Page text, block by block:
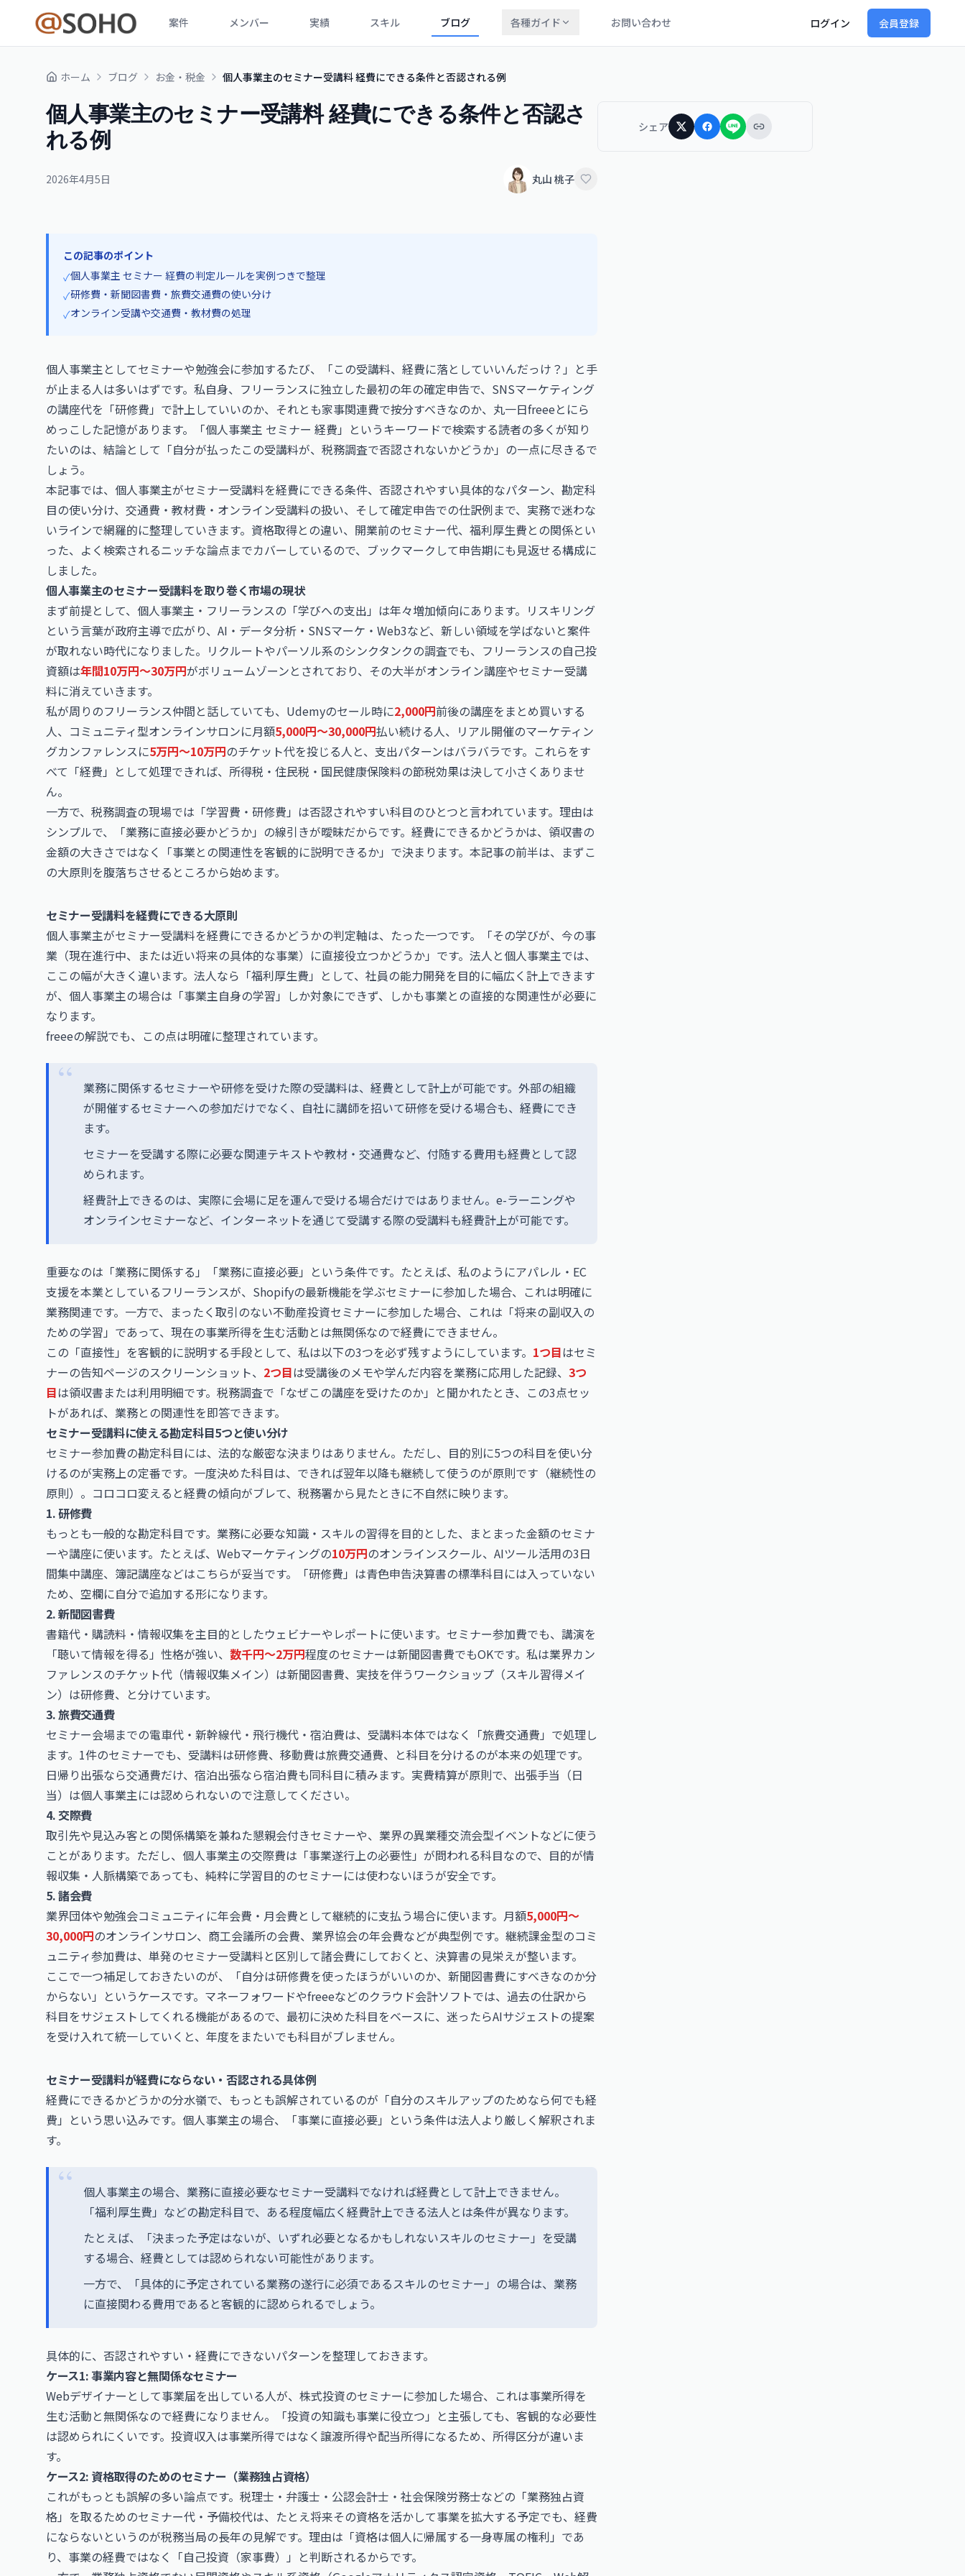
案件 メンバー 実績 スキル ブログ 各種ガイド お問い合わせ ログイン 会員登録
ホーム ブログ お金・税金 個人事業主のセミナー受講料 経費にできる条件と否認される例
個人事業主のセミナー受講料 経費にできる条件と否認さ
れる例
2026年4月5日 丸山 桃子
この記事のポイント
✓個人事業主 セミナー 経費の判定ルールを実例つきで整理
✓研修費・新聞図書費・旅費交通費の使い分け
✓オンライン受講や交通費・教材費の処理
個人事業主としてセミナーや勉強会に参加するたび、「この受講料、経費に落としていいんだっけ？」と手
が止まる人は多いはずです。私自身、フリーランスに独立した最初の年の確定申告で、SNSマーケティング
の講座代を「研修費」で計上していいのか、それとも家事関連費で按分すべきなのか、丸一日freeeとにら
めっこした記憶があります。「個人事業主 セミナー 経費」というキーワードで検索する読者の多くが知り
たいのは、結論として「自分が払ったこの受講料が、税務調査で否認されないかどうか」の一点に尽きるで
しょう。
本記事では、個人事業主がセミナー受講料を経費にできる条件、否認されやすい具体的なパターン、勘定科
目の使い分け、交通費・教材費・オンライン受講料の扱い、そして確定申告での仕訳例まで、実務で迷わな
いラインで網羅的に整理していきます。資格取得との違い、開業前のセミナー代、福利厚生費との関係とい
った、よく検索されるニッチな論点までカバーしているので、ブックマークして申告期にも見返せる構成に
しました。
個人事業主のセミナー受講料を取り巻く市場の現状
まず前提として、個人事業主・フリーランスの「学びへの支出」は年々増加傾向にあります。リスキリング
という言葉が政府主導で広がり、AI・データ分析・SNSマーケ・Web3など、新しい領域を学ばないと案件
が取れない時代になりました。リクルートやパーソル系のシンクタンクの調査でも、フリーランスの自己投
資額は年間10万円〜30万円がボリュームゾーンとされており、その大半がオンライン講座やセミナー受講
料に消えていきます。
私が周りのフリーランス仲間と話していても、Udemyのセール時に2,000円前後の講座をまとめ買いする
人、コミュニティ型オンラインサロンに月額5,000円〜30,000円払い続ける人、リアル開催のマーケティン
グカンファレンスに5万円〜10万円のチケット代を投じる人と、支出パターンはバラバラです。これらをす
べて「経費」として処理できれば、所得税・住民税・国民健康保険料の節税効果は決して小さくありませ
ん。
一方で、税務調査の現場では「学習費・研修費」は否認されやすい科目のひとつと言われています。理由は
シンプルで、「業務に直接必要かどうか」の線引きが曖昧だからです。経費にできるかどうかは、領収書の
金額の大きさではなく「事業との関連性を客観的に説明できるか」で決まります。本記事の前半は、まずこ
の大原則を腹落ちさせるところから始めます。
セミナー受講料を経費にできる大原則
個人事業主がセミナー受講料を経費にできるかどうかの判定軸は、たった一つです。「その学びが、今の事
業（現在進行中、または近い将来の具体的な事業）に直接役立つかどうか」です。法人と個人事業主では、
ここの幅が大きく違います。法人なら「福利厚生費」として、社員の能力開発を目的に幅広く計上できます
が、個人事業主の場合は「事業主自身の学習」しか対象にできず、しかも事業との直接的な関連性が必要に
なります。
freeeの解説でも、この点は明確に整理されています。
業務に関係するセミナーや研修を受けた際の受講料は、経費として計上が可能です。外部の組織
が開催するセミナーへの参加だけでなく、自社に講師を招いて研修を受ける場合も、経費にでき
ます。
セミナーを受講する際に必要な関連テキストや教材・交通費など、付随する費用も経費として認
められます。
経費計上できるのは、実際に会場に足を運んで受ける場合だけではありません。e-ラーニングや
オンラインセミナーなど、インターネットを通じて受講する際の受講料も経費計上が可能です。
重要なのは「業務に関係する」「業務に直接必要」という条件です。たとえば、私のようにアパレル・EC
支援を本業としているフリーランスが、Shopifyの最新機能を学ぶセミナーに参加した場合、これは明確に
業務関連です。一方で、まったく取引のない不動産投資セミナーに参加した場合、これは「将来の副収入の
ための学習」であって、現在の事業所得を生む活動とは無関係なので経費にできません。
この「直接性」を客観的に説明する手段として、私は以下の3つを必ず残すようにしています。 1つ目はセミ
ナーの告知ページのスクリーンショット、 2つ目は受講後のメモや学んだ内容を業務に応用した記録、 3つ
目は領収書または利用明細です。税務調査で「なぜこの講座を受けたのか」と聞かれたとき、この3点セッ
トがあれば、業務との関連性を即答できます。
セミナー受講料に使える勘定科目5つと使い分け
セミナー参加費の勘定科目には、法的な厳密な決まりはありません。ただし、目的別に5つの科目を使い分
けるのが実務上の定番です。一度決めた科目は、できれば翌年以降も継続して使うのが原則です（継続性の
原則）。コロコロ変えると経費の傾向がブレて、税務署から見たときに不自然に映ります。
1. 研修費
もっとも一般的な勘定科目です。業務に必要な知識・スキルの習得を目的とした、まとまった金額のセミナ
ーや講座に使います。たとえば、Webマーケティングの10万円のオンラインスクール、AIツール活用の3日
間集中講座、簿記講座などはこちらが妥当です。「研修費」は青色申告決算書の標準科目には入っていない
ため、空欄に自分で追加する形になります。
2. 新聞図書費
書籍代・購読料・情報収集を主目的としたウェビナーやレポートに使います。セミナー参加費でも、講演を
「聴いて情報を得る」性格が強い、 数千円〜2万円程度のセミナーは新聞図書費でもOKです。私は業界カン
ファレンスのチケット代（情報収集メイン）は新聞図書費、実技を伴うワークショップ（スキル習得メイ
ン）は研修費、と分けています。
3. 旅費交通費
セミナー会場までの電車代・新幹線代・飛行機代・宿泊費は、受講料本体ではなく「旅費交通費」で処理し
ます。1件のセミナーでも、受講料は研修費、移動費は旅費交通費、と科目を分けるのが本来の処理です。
日帰り出張なら交通費だけ、宿泊出張なら宿泊費も同科目に積みます。実費精算が原則で、出張手当（日
当）は個人事業主には認められないので注意してください。
4. 交際費
取引先や見込み客との関係構築を兼ねた懇親会付きセミナーや、業界の異業種交流会型イベントなどに使う
ことがあります。ただし、個人事業主の交際費は「事業遂行上の必要性」が問われる科目なので、目的が情
報収集・人脈構築であっても、純粋に学習目的のセミナーには使わないほうが安全です。
5. 諸会費
業界団体や勉強会コミュニティに年会費・月会費として継続的に支払う場合に使います。月額5,000円〜
30,000円のオンラインサロン、商工会議所の会費、業界協会の年会費などが典型例です。継続課金型のコミ
ュニティ参加費は、単発のセミナー受講料と区別して諸会費にしておくと、決算書の見栄えが整います。
ここで一つ補足しておきたいのが、「自分は研修費を使ったほうがいいのか、新聞図書費にすべきなのか分
からない」というケースです。マネーフォワードやfreeeなどのクラウド会計ソフトでは、過去の仕訳から
科目をサジェストしてくれる機能があるので、最初に決めた科目をベースに、迷ったらAIサジェストの提案
を受け入れて統一していくと、年度をまたいでも科目がブレません。
セミナー受講料が経費にならない・否認される具体例
経費にできるかどうかの分水嶺で、もっとも誤解されているのが「自分のスキルアップのためなら何でも経
費」という思い込みです。個人事業主の場合、「事業に直接必要」という条件は法人より厳しく解釈されま
す。
個人事業主の場合、業務に直接必要なセミナー受講料でなければ経費として計上できません。
「福利厚生費」などの勘定科目で、ある程度幅広く経費計上できる法人とは条件が異なります。
たとえば、「決まった予定はないが、いずれ必要となるかもしれないスキルのセミナー」を受講
する場合、経費としては認められない可能性があります。
一方で、「具体的に予定されている業務の遂行に必須であるスキルのセミナー」の場合は、業務
に直接関わる費用であると客観的に認められるでしょう。
具体的に、否認されやすい・経費にできないパターンを整理しておきます。
ケース1: 事業内容と無関係なセミナー
Webデザイナーとして事業届を出している人が、株式投資のセミナーに参加した場合、これは事業所得を
生む活動と無関係なので経費になりません。「投資の知識も事業に役立つ」と主張しても、客観的な必要性
は認められにくいです。投資収入は事業所得ではなく譲渡所得や配当所得になるため、所得区分が違いま
す。
ケース2: 資格取得のためのセミナー（業務独占資格）
これがもっとも誤解の多い論点です。税理士・弁護士・公認会計士・社会保険労務士などの「業務独占資
格」を取るためのセミナー代・予備校代は、たとえ将来その資格を活かして事業を拡大する予定でも、経費
にならないというのが税務当局の長年の見解です。理由は「資格は個人に帰属する一身専属の権利」であ
り、事業の経費ではなく「自己投資（家事費）」と判断されるからです。
シェア